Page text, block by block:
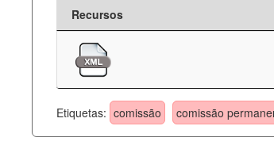
Recursos
Etiquetas: comissão comissão